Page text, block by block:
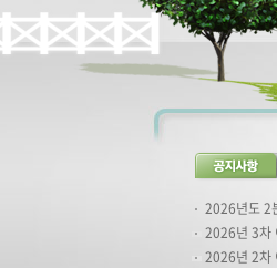
2026년도 2
2026년 3차
2026년 2차